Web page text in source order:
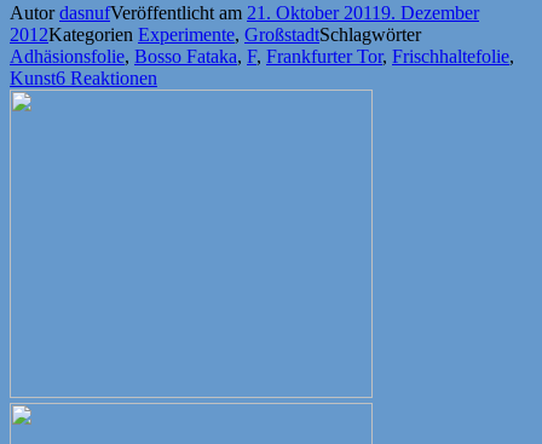
AutordasnufVeröffentlicht am 21. Oktober 20119. Dezember
2012Kategorien Experimente, GroßstadtSchlagwörter
Adhäsionsfolie, Bosso Fataka, F, Frankfurter Tor, Frischhaltefolie,
Kunst6 Reaktionen